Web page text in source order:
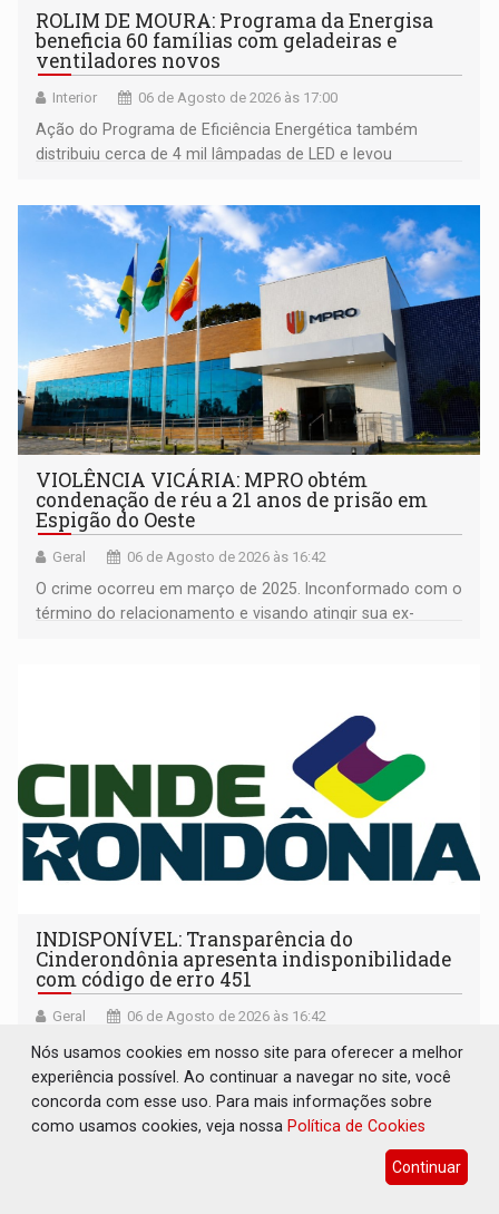
ROLIM DE MOURA: Programa da Energisa
beneficia 60 famílias com geladeiras e
ventiladores novos
Interior 06 de Agosto de 2026 às 17:00
Ação do Programa de Eficiência Energética também
distribuiu cerca de 4 mil lâmpadas de LED e levou
comunidade
VIOLÊNCIA VICÁRIA: MPRO obtém
condenação de réu a 21 anos de prisão em
Espigão do Oeste
Geral 06 de Agosto de 2026 às 16:42
O crime ocorreu em março de 2025. Inconformado com o
término do relacionamento e visando atingir sua ex-
INDISPONÍVEL: Transparência do
Cinderondônia apresenta indisponibilidade
com código de erro 451
Geral 06 de Agosto de 2026 às 16:42
Página do consórcio público exibe aviso de manutenção,
mas carrega status associado a restrições legais
Nós usamos cookies em nosso site para oferecer a melhor
experiência possível. Ao continuar a navegar no site, você
concorda com esse uso. Para mais informações sobre
como usamos cookies, veja nossa Política de Cookies
Continuar